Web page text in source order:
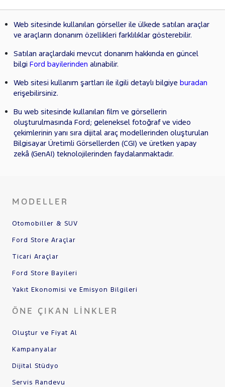
Web sitesinde kullanılan görseller ile ülkede satılan araçlar
ve araçların donanım özellikleri farklılıklar gösterebilir.
Satılan araçlardaki mevcut donanım hakkında en güncel
bilgi Ford bayilerinden alınabilir.
Web sitesi kullanım şartları ile ilgili detaylı bilgiye buradan
erişebilirsiniz.
Bu web sitesinde kullanılan film ve görsellerin
oluşturulmasında Ford; geleneksel fotoğraf ve video
çekimlerinin yanı sıra dijital araç modellerinden oluşturulan
Bilgisayar Üretimli Görsellerden (CGI) ve üretken yapay
zekâ (GenAI) teknolojilerinden faydalanmaktadır.
MODELLER
Otomobiller & SUV
Ford Store Araçlar
Ticari Araçlar
Ford Store Bayileri
Yakıt Ekonomisi ve Emisyon Bilgileri
ÖNE ÇIKAN LINKLER
Oluştur ve Fiyat Al
Kampanyalar
Dijital Stüdyo
Servis Randevu